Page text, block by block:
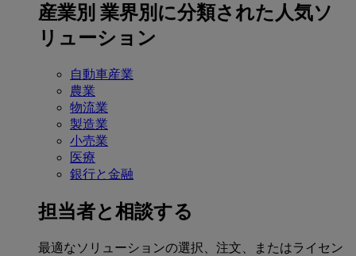
産業別 業界別に分類された人気ソ
リューション
自動車産業
農業
物流業
製造業
小売業
医療
銀行と金融
担当者と相談する
最適なソリューションの選択、注文、またはライセン